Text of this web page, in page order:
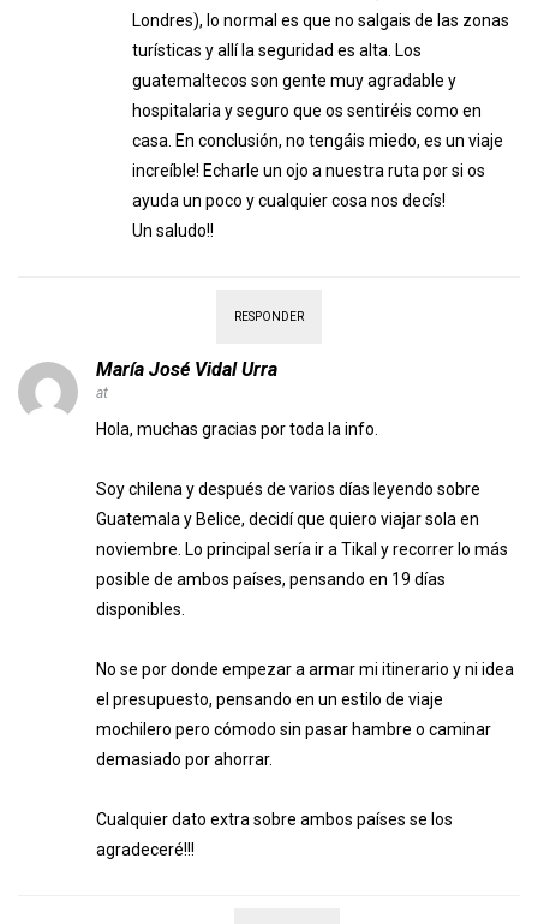
Londres), lo normal es que no salgais de las zonas
turísticas y allí la seguridad es alta. Los
guatemaltecos son gente muy agradable y
hospitalaria y seguro que os sentiréis como en
casa. En conclusión, no tengáis miedo, es un viaje
increíble! Echarle un ojo a nuestra ruta por si os
ayuda un poco y cualquier cosa nos decís!
Un saludo!!
RESPONDER
María José Vidal Urra
at
Hola, muchas gracias por toda la info.
Soy chilena y después de varios días leyendo sobre
Guatemala y Belice, decidí que quiero viajar sola en
noviembre. Lo principal sería ir a Tikal y recorrer lo más
posible de ambos países, pensando en 19 días
disponibles.
No se por donde empezar a armar mi itinerario y ni idea
el presupuesto, pensando en un estilo de viaje
mochilero pero cómodo sin pasar hambre o caminar
demasiado por ahorrar.
Cualquier dato extra sobre ambos países se los
agradeceré!!!